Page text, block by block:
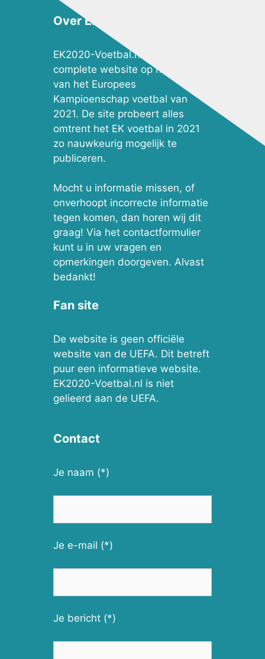
Over EK2020-Voetbal.nl
EK2020-Voetbal.nl is de meest
complete website op het gebied
van het Europees
Kampioenschap voetbal van
2021. De site probeert alles
omtrent het EK voetbal in 2021
zo nauwkeurig mogelijk te
publiceren.
Mocht u informatie missen, of
onverhoopt incorrecte informatie
tegen komen, dan horen wij dit
graag! Via het contactformulier
kunt u in uw vragen en
opmerkingen doorgeven. Alvast
bedankt!
Fan site
De website is geen officiële
website van de UEFA. Dit betreft
puur een informatieve website.
EK2020-Voetbal.nl is niet
gelieerd aan de UEFA.
Contact
Je naam (*)
Je e-mail (*)
Je bericht (*)